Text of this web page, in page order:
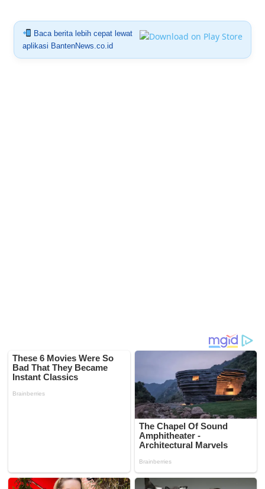
Baca berita lebih cepat lewat
aplikasi BantenNews.co.id